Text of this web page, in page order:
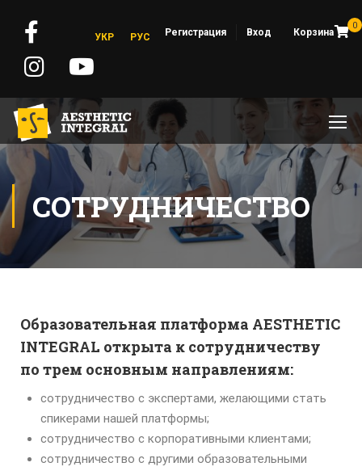
0
Регистрация Вход Корзина
УКР РУС
СОТРУДНИЧЕСТВО
Образовательная платформа AESTHETIC
INTEGRAL открыта к сотрудничеству
по трем основным направлениям:
сотрудничество с экспертами, желающими стать
спикерами нашей платформы;
сотрудничество с корпоративными клиентами;
сотрудничество с другими образовательными